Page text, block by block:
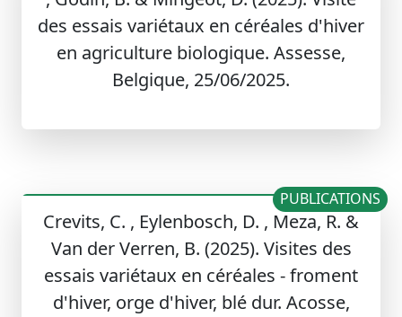
des essais variétaux en céréales d'hiver
en agriculture biologique. Assesse,
Belgique, 25/06/2025.
Crevits, C. , Eylenbosch, D. , Meza, R. &
Van der Verren, B. (2025). Visites des
essais variétaux en céréales - froment
d'hiver, orge d'hiver, blé dur. Acosse,
PUBLICATIONS